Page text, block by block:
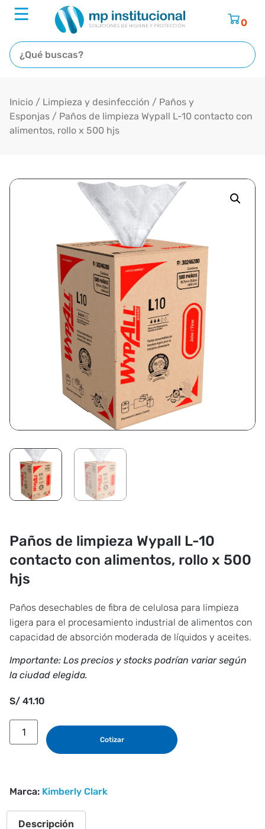
0
Inicio / Limpieza y desinfección / Paños y
Esponjas / Paños de limpieza Wypall L-10 contacto con
alimentos, rollo x 500 hjs
Paños de limpieza Wypall L-10
contacto con alimentos, rollo x 500
hjs
Paños desechables de fibra de celulosa para limpieza
ligera para el procesamiento industrial de alimentos con
capacidad de absorción moderada de líquidos y aceites.
Importante: Los precios y stocks podrían variar según
la ciudad elegida.
S/ 41.10
Cotizar
Marca: Kimberly Clark
Descripción